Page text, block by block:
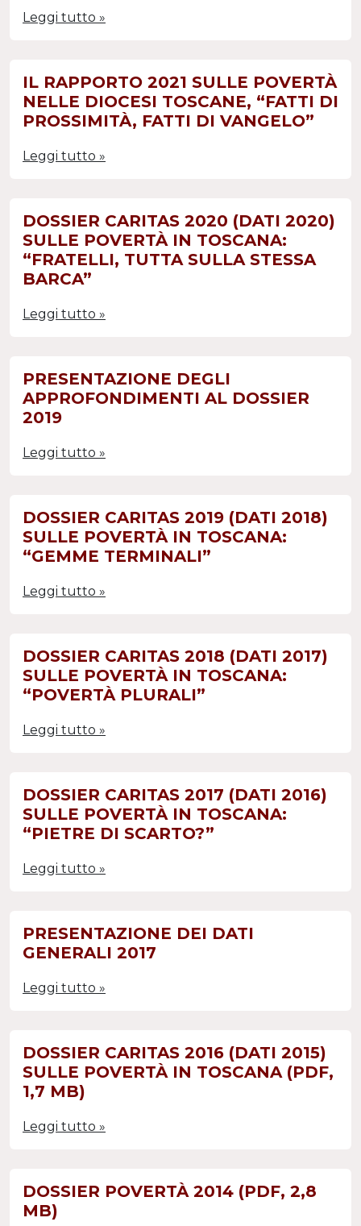
Leggi tutto »
IL RAPPORTO 2021 SULLE POVERTÀ
NELLE DIOCESI TOSCANE, “FATTI DI
PROSSIMITÀ, FATTI DI VANGELO”
Leggi tutto »
DOSSIER CARITAS 2020 (DATI 2020)
SULLE POVERTÀ IN TOSCANA:
“FRATELLI, TUTTA SULLA STESSA
BARCA”
Leggi tutto »
PRESENTAZIONE DEGLI
APPROFONDIMENTI AL DOSSIER
2019
Leggi tutto »
DOSSIER CARITAS 2019 (DATI 2018)
SULLE POVERTÀ IN TOSCANA:
“GEMME TERMINALI”
Leggi tutto »
DOSSIER CARITAS 2018 (DATI 2017)
SULLE POVERTÀ IN TOSCANA:
“POVERTÀ PLURALI”
Leggi tutto »
DOSSIER CARITAS 2017 (DATI 2016)
SULLE POVERTÀ IN TOSCANA:
“PIETRE DI SCARTO?”
Leggi tutto »
PRESENTAZIONE DEI DATI
GENERALI 2017
Leggi tutto »
DOSSIER CARITAS 2016 (DATI 2015)
SULLE POVERTÀ IN TOSCANA (PDF,
1,7 MB)
Leggi tutto »
DOSSIER POVERTÀ 2014 (PDF, 2,8
MB)